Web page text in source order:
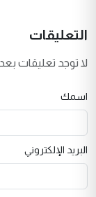
التعليقات
لا توجد تعليقات
اسمك
البريد الإلكتروني